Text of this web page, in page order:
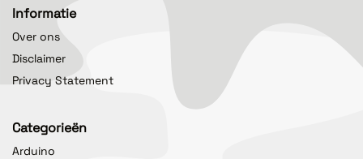
Informatie
Over ons
Disclaimer
Privacy Statement
Categorieën
Arduino